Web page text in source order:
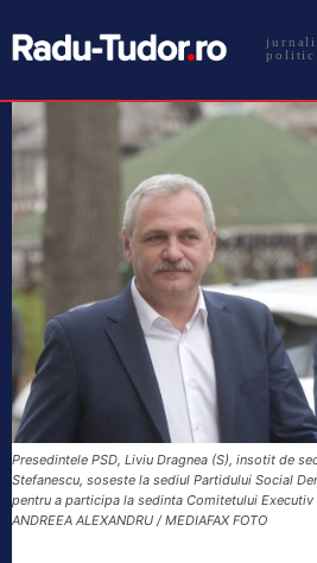
Presedintele PSD, Liviu Dragnea (S), insotit de
Stefanescu, soseste la sediul Partidului Social
pentru a participa la sedinta Comitetului Executiv
ANDREEA ALEXANDRU / MEDIAFAX FOTO